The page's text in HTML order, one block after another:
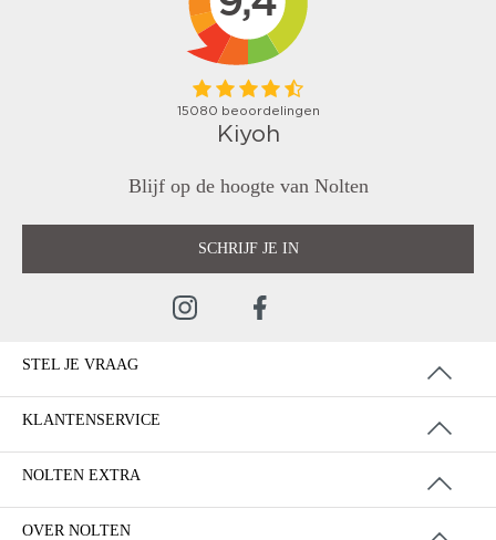
Blijf op de hoogte van Nolten
SCHRIJF JE IN
STEL JE VRAAG
KLANTENSERVICE
NOLTEN EXTRA
OVER NOLTEN